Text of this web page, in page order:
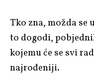
Tko zna, možda se
to dogodi,
kojemu će se svi
najrođeniji.